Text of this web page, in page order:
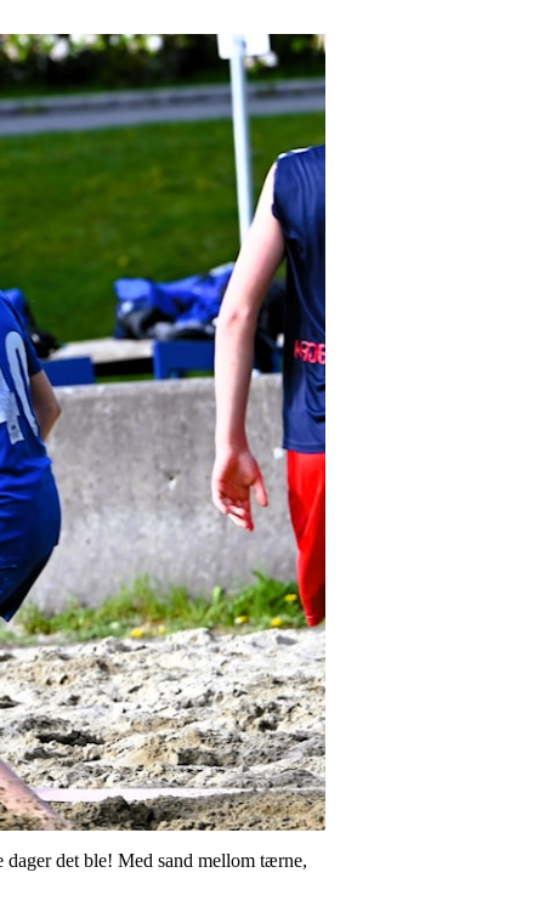
det ble! Med sand mellom tærne,